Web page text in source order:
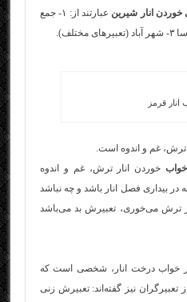
خوردن انار شیرین
عبارتند از: ۱- جمع
انار قرمز
ترش، غم و اندوه است.
خوردن انار ترش، غم و اندوه
بیداری فصل انار باشد و چه نباشد
ترش می‌خوری، تعبیرش بد می‌باشد
خواب درخت انار، شخصی است که
نیز گفته‌اند: تعبیرش زنی